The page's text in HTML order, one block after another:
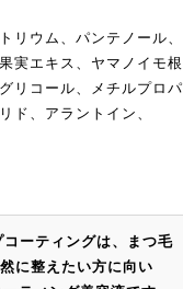
リウム、パンテノール、
実エキス、ヤマノイモ根
リコール、メチルプロパ
ド、アラントイン、
ーティングは、まつ毛
に整えたい方に向い